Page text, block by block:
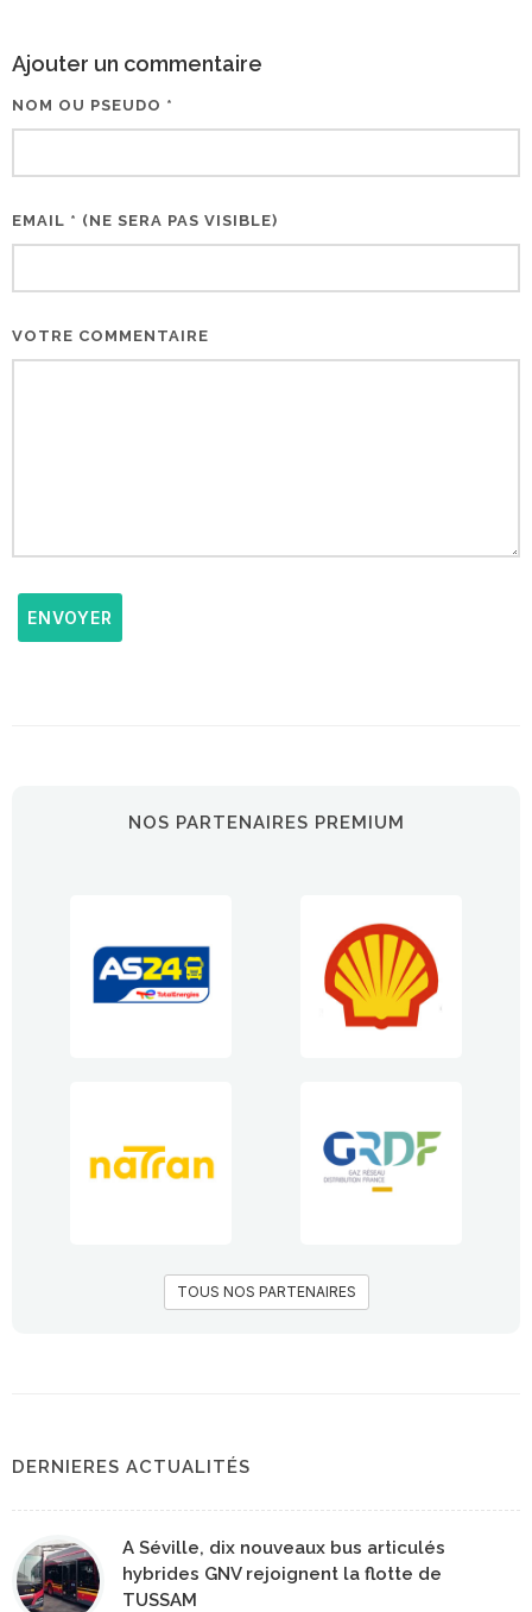
Ajouter un commentaire
NOM OU PSEUDO *
EMAIL * (NE SERA PAS VISIBLE)
VOTRE COMMENTAIRE
ENVOYER
NOS PARTENAIRES PREMIUM
TOUS NOS PARTENAIRES
DERNIERES ACTUALITÉS
A Séville, dix nouveaux bus articulés
hybrides GNV rejoignent la flotte de
TUSSAM